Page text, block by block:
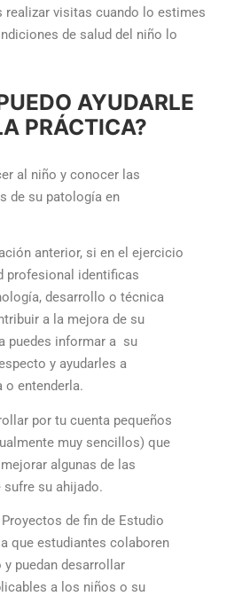
realizar visitas cuando lo estimes
de salud del niño lo
AYUDARLE
PRÁCTICA?
al niño y conocer las
de su patología en
anterior, si en el ejercicio
profesional identificas
desarrollo o técnica
a la mejora de su
puedes informar a su
y ayudarles a
o entenderla.
por tu cuenta pequeños
muy sencillos) que
algunas de las
su ahijado.
de fin de Estudio
que estudiantes colaboren
puedan desarrollar
a los niños o su